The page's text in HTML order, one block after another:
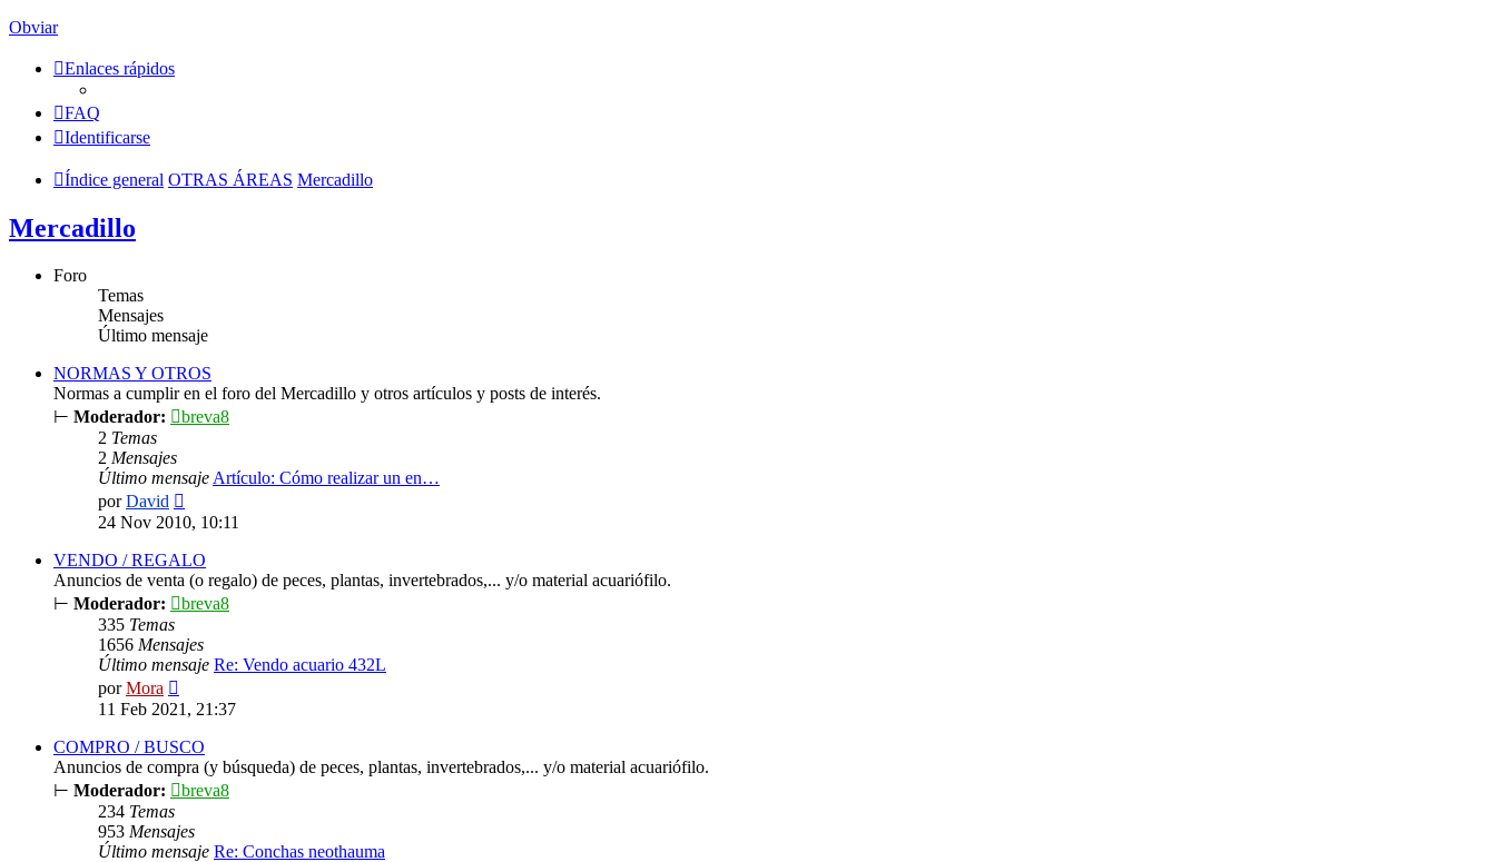
Obviar
Enlaces rápidos
FAQ
Identificarse
Índice general OTRAS ÁREAS Mercadillo
Mercadillo
Foro
Temas
Mensajes
Último mensaje
NORMAS Y OTROS
Normas a cumplir en el foro del Mercadillo y otros artículos y posts de interés.
⊢ Moderador:
breva8
2 Temas
2 Mensajes
Último mensaje Artículo: Cómo realizar un en…
porDavid
último
mensaje
24 Nov 2010, 10:11
VENDO / REGALO
Anuncios de venta (o regalo) de peces, plantas, invertebrados,... y/o material acuariófilo.
⊢ Moderador:
breva8
335 Temas
1656 Mensajes
Último mensaje Re: Vendo acuario 432L
porMora
último
mensaje
11 Feb 2021, 21:37
COMPRO / BUSCO
Anuncios de compra (y búsqueda) de peces, plantas, invertebrados,... y/o material acuariófilo.
⊢ Moderador:
breva8
234 Temas
953 Mensajes
Último mensaje Re: Conchas neothauma